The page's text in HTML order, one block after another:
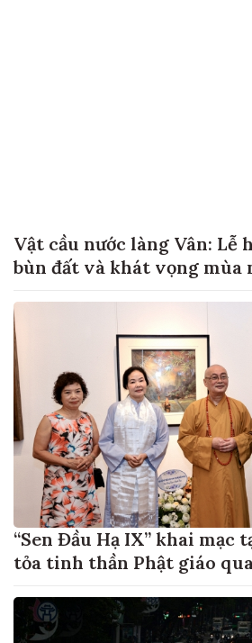
Vật cầu nước làng Vân: Lễ
bùn đất và khát vọng mùa
“Sen Đầu Hạ IX” khai mạc
tỏa tinh thần Phật giáo